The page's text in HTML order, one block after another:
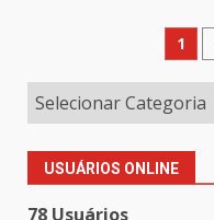
de
1
USUÁRIOS ONLINE
78 Usuários